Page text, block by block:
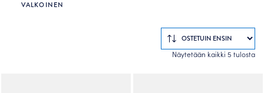
VALKOINEN
Näytetään kaikki 5 tulosta